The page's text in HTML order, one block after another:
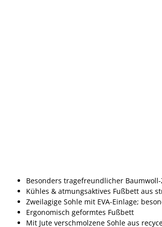
Besonders tragefreundlicher
Kühles & atmungsaktives Fußbett aus
Zweilagige Sohle mit EVA-Einlage;
Ergonomisch geformtes Fußbett
Mit Jute verschmolzene Sohle aus